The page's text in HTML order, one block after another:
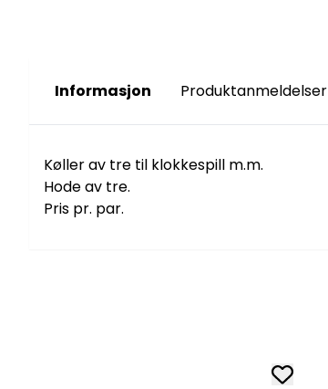
Informasjon Produktanmeldelser
Køller av tre til klokkespill m.m.
Hode av tre.
Pris pr. par.